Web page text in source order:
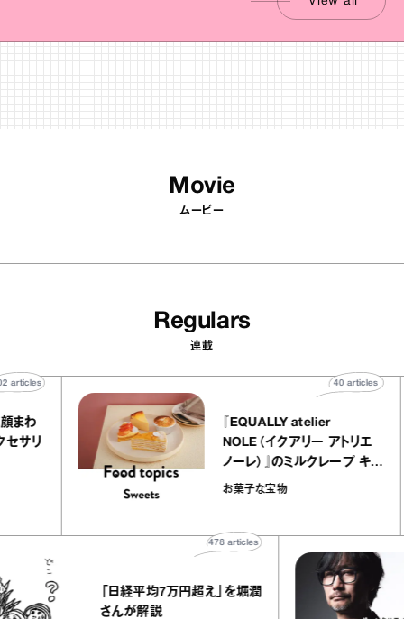
Movie
ムービー
Regulars
連載
る！ 顔まわ
アクセサリ
502 articles
『EQUALLY atelier
NOLE（イクアリー アトリ
ノーレ）』のミルクレープ
ラメルバニーユほか｜
お菓子な宝物
40
「日経平均7万円超え」を堀潤
さんが解説
articles